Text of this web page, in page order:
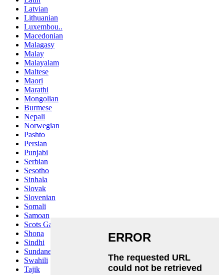
Latvian
Lithuanian
Luxembou..
Macedonian
Malagasy
Malay
Malayalam
Maltese
Maori
Marathi
Mongolian
Burmese
Nepali
Norwegian
Pashto
Persian
Punjabi
Serbian
Sesotho
Sinhala
Slovak
Slovenian
Somali
Samoan
Scots Gaelic
Shona
Sindhi
Sundanese
Swahili
Tajik